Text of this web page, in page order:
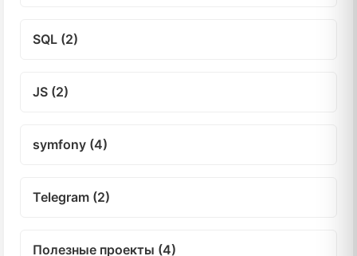
SQL (2)
JS (2)
symfony (4)
Telegram (2)
Полезные проекты (4)